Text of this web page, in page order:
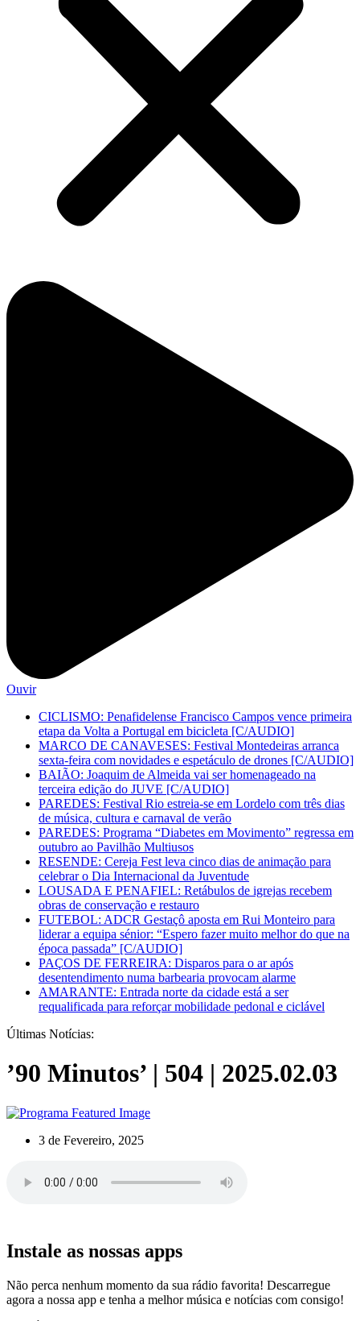
Ouvir
CICLISMO: Penafidelense Francisco Campos vence primeira
etapa da Volta a Portugal em bicicleta [C/AUDIO]
MARCO DE CANAVESES: Festival Montedeiras arranca
sexta-feira com novidades e espetáculo de drones [C/AUDIO]
BAIÃO: Joaquim de Almeida vai ser homenageado na
terceira edição do JUVE [C/AUDIO]
PAREDES: Festival Rio estreia-se em Lordelo com três dias
de música, cultura e carnaval de verão
PAREDES: Programa “Diabetes em Movimento” regressa em
outubro ao Pavilhão Multiusos
RESENDE: Cereja Fest leva cinco dias de animação para
celebrar o Dia Internacional da Juventude
LOUSADA E PENAFIEL: Retábulos de igrejas recebem
obras de conservação e restauro
FUTEBOL: ADCR Gestaçô aposta em Rui Monteiro para
liderar a equipa sénior: “Espero fazer muito melhor do que na
época passada” [C/AUDIO]
PAÇOS DE FERREIRA: Disparos para o ar após
desentendimento numa barbearia provocam alarme
AMARANTE: Entrada norte da cidade está a ser
requalificada para reforçar mobilidade pedonal e ciclável
Últimas Notícias:
’90 Minutos’ | 504 | 2025.02.03
3 de Fevereiro, 2025
Instale as nossas apps
Não perca nenhum momento da sua rádio favorita! Descarregue
agora a nossa app e tenha a melhor música e notícias com consigo!